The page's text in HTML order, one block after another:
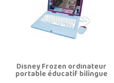
Disney Frozen ordinateur
portable éducatif bilingue